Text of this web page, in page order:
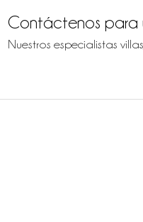
Contáctenos para
Nuestros especialistas